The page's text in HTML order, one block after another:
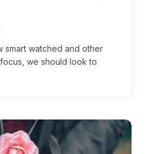
smart watched and other
we should look to